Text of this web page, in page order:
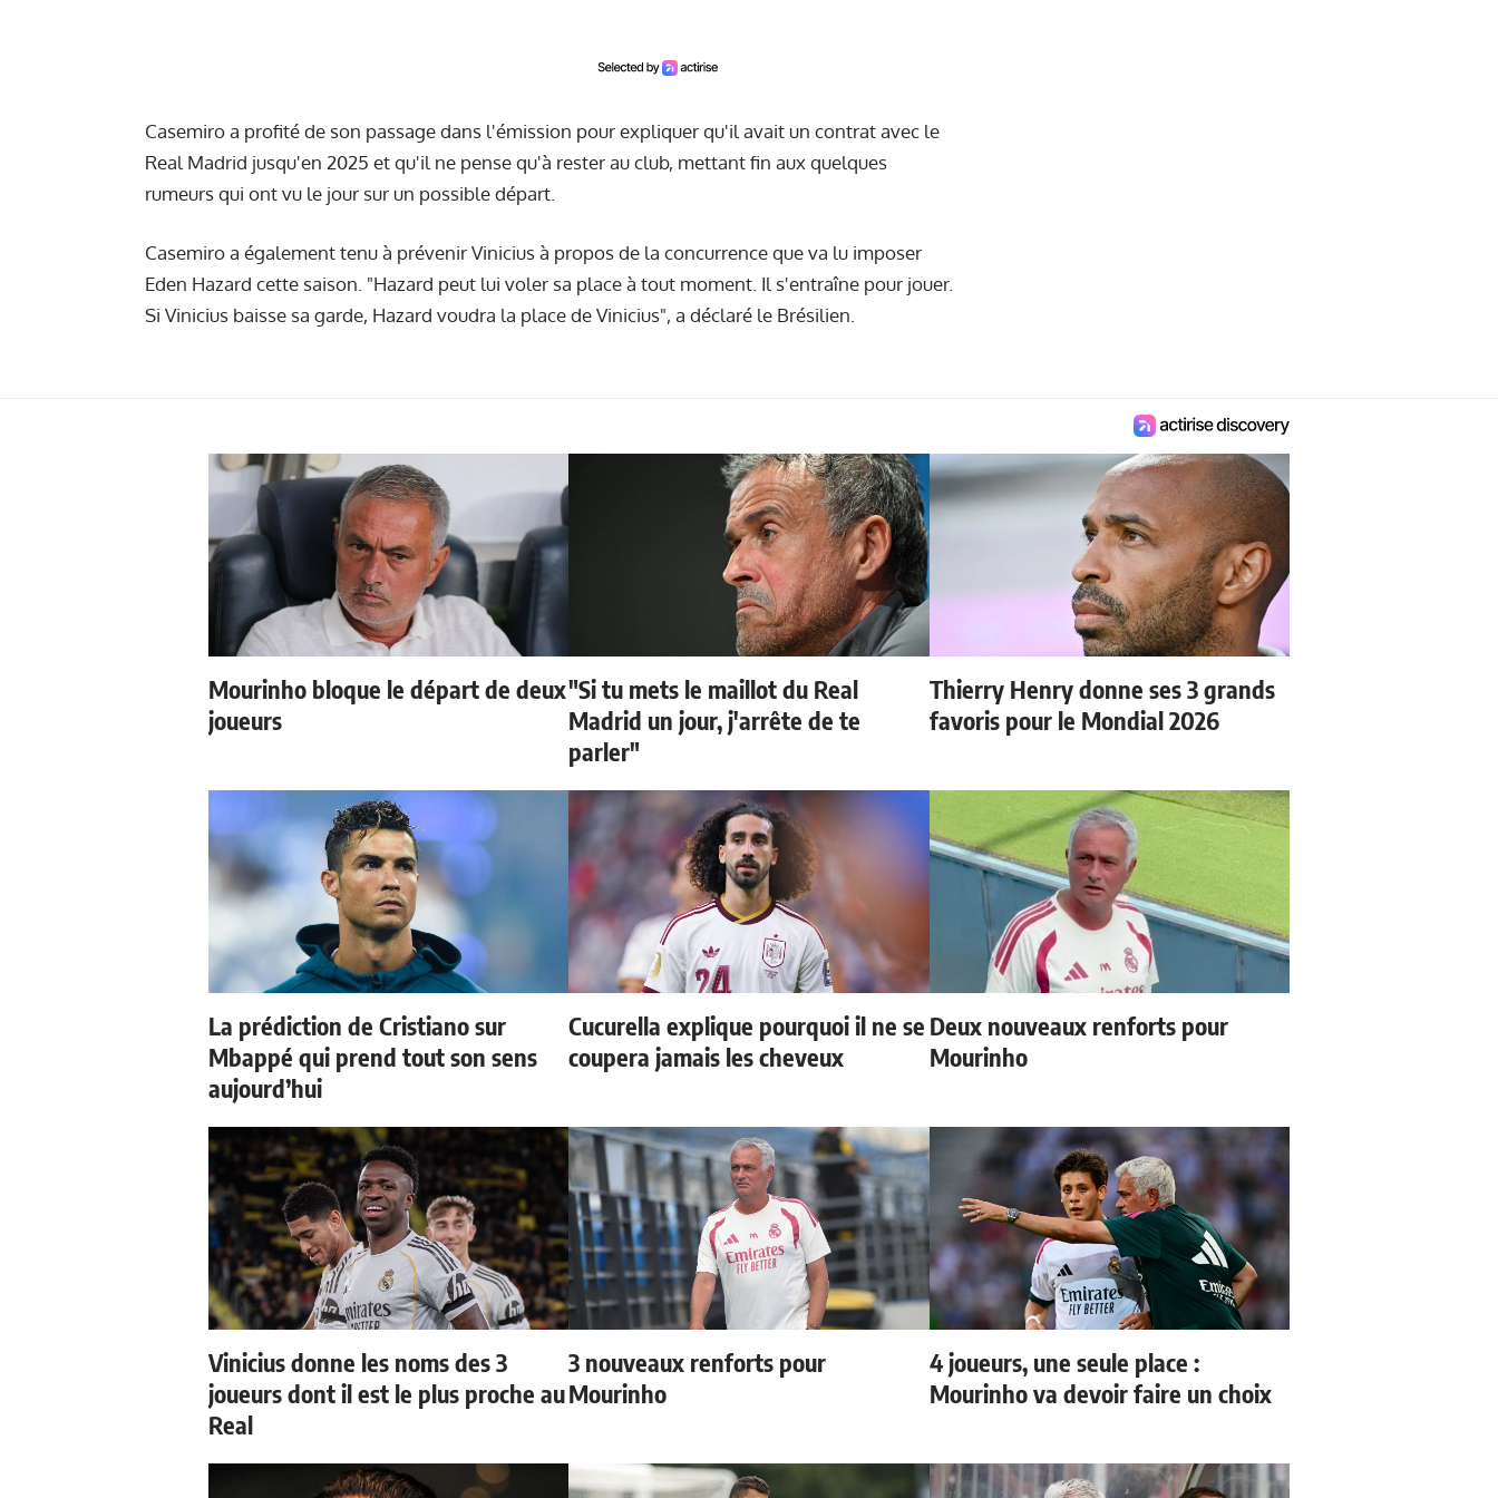
Casemiro a profité de son passage dans l'émission pour expliquer qu'il avait un contrat avec le
Real Madrid jusqu'en 2025 et qu'il ne pense qu'à rester au club, mettant fin aux quelques
rumeurs qui ont vu le jour sur un possible départ.
Casemiro a également tenu à prévenir Vinicius à propos de la concurrence que va lu imposer
Eden Hazard cette saison. "Hazard peut lui voler sa place à tout moment. Il s'entraîne pour jouer.
Si Vinicius baisse sa garde, Hazard voudra la place de Vinicius", a déclaré le Brésilien.
Mourinho bloque le départ de deux
joueurs
"Si tu mets le maillot du Real
Madrid un jour, j'arrête de te
parler"
Thierry Henry donne ses 3 grands
favoris pour le Mondial 2026
La prédiction de Cristiano sur
Mbappé qui prend tout son sens
aujourd’hui
Cucurella explique pourquoi il ne se
coupera jamais les cheveux
Deux nouveaux renforts pour
Mourinho
Vinicius donne les noms des 3
joueurs dont il est le plus proche au
Real
3 nouveaux renforts pour
Mourinho
4 joueurs, une seule place :
Mourinho va devoir faire un choix